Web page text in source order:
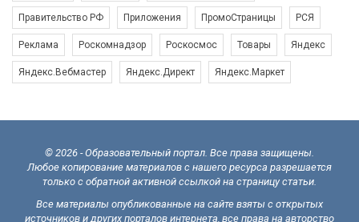
Правительство РФ Приложения ПромоСтраницы РСЯ
Реклама Роскомнадзор Роскосмос Товары Яндекс
Яндекс.Вебмастер Яндекс.Директ Яндекс.Маркет
© 2026 - Образовательный портал. Все права защищены.
Любое копирование материалов с нашего ресурса разрешается
только с обратной активной ссылкой на страницу статьи.
Все материалы опубликованные на сайте взяты с открытых
источников и других порталов интернета, все права на авторство